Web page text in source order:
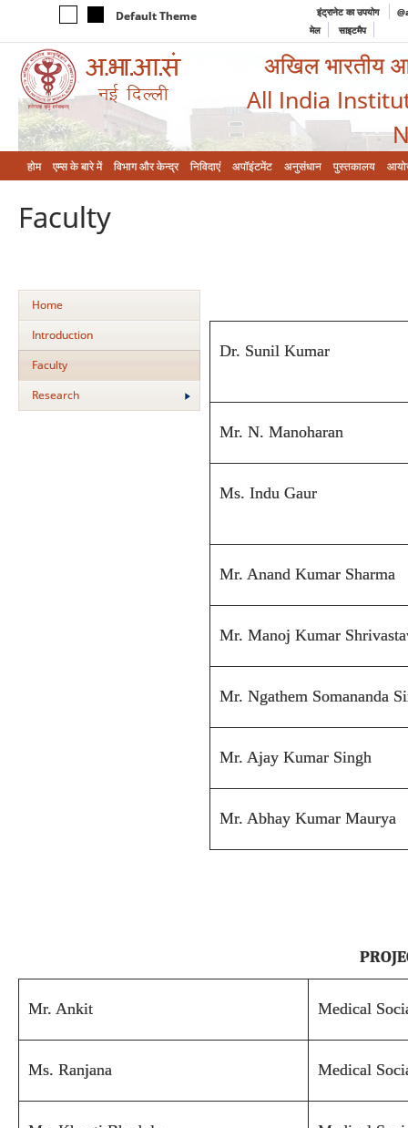
Default Theme इंट्रानेट का उपयोग
मेल
साइटमैप
अखिल भारतीय
All India
होम एम्‍स के बारे में विभाग और केन्‍द्र निविदाएं अपॉइंटमेंट अनुसंधान पुस्तकालय
Faculty
Home
Introduction
Faculty
Research
Dr. Sunil Kumar
Mr. N. Manoharan
Ms. Indu Gaur
Mr. Anand Kumar Sharma
Mr. Manoj Kumar
Mr. Ngathem Somananda
Mr. Ajay Kumar Singh
Mr. Abhay Kumar Maurya
Mr. Ankit Medical
Ms. Ranjana Medical